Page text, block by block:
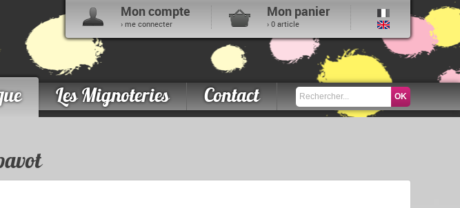
Mon compte
› me connecter
Mon panier
› 0 article
Les Mignoteries Contact